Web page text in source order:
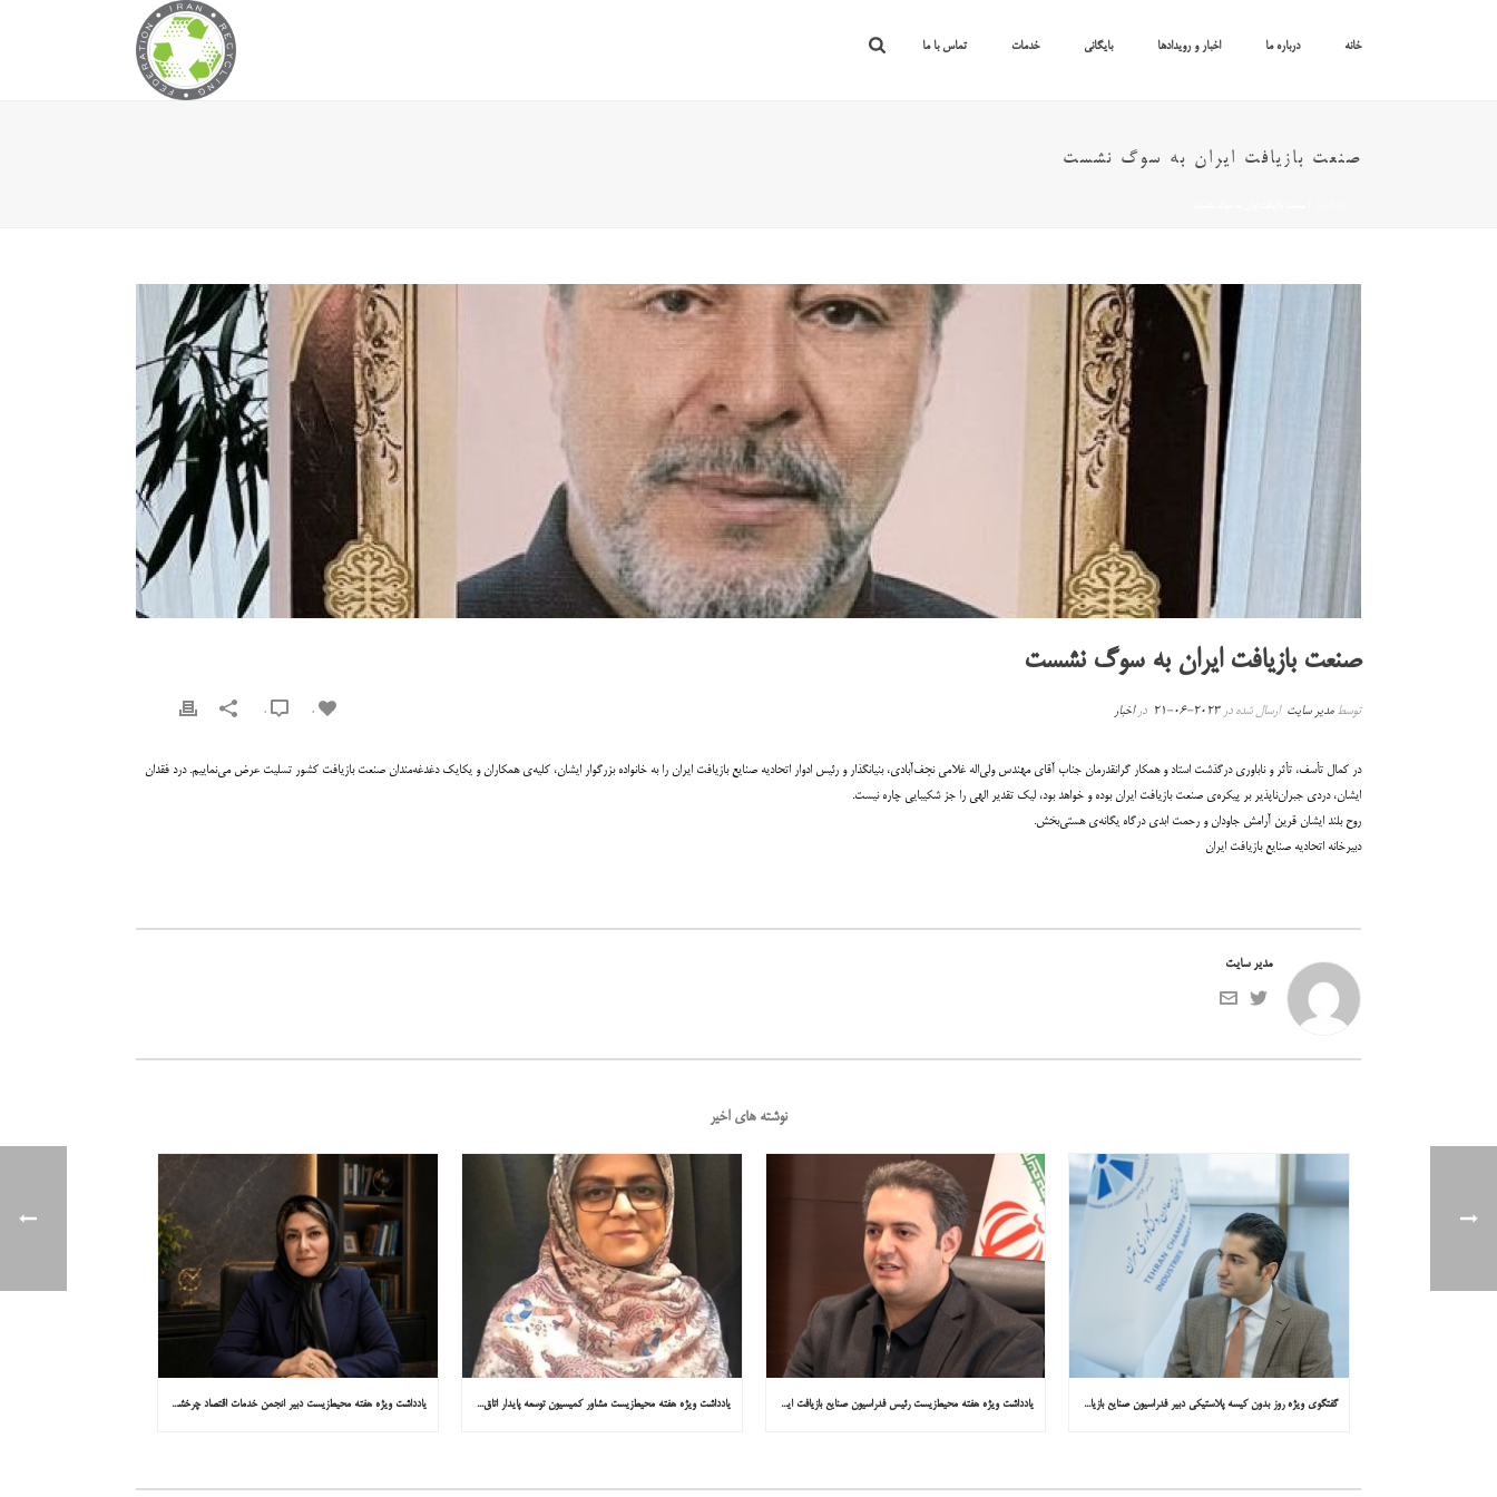
خانه درباره ما اخبار و رویدادها بایگانی خدمات تماس با ما
صنعت بازیافت ایران به سوگ نشست
صنعت بازیافت ایران به سوگ نشست
توسطمدیر سایت ارسال شده در2023-06-21 دراخبار 0
در کمال تأسف، تأثر و ناباوری درگذشت استاد و همکار گرانقدرمان جناب آقای مهندس ولی‌اله غلامی نجف‌آبادی، بنیانگذار و رئیس ادوار اتحادیه صنایع بازیافت ایران را به خانواده بزرگوار ایشان، کلیه‌ی همکاران و یکایک دغدغه‌مندان صنعت بازیافت کشور تسلیت عرض می‌نماییم. درد فقدان
ایشان، دردی جبران‌ناپذیر بر پیکره‌ی صنعت بازیافت ایران بوده و خواهد بود، لیک تقدیر الهی را جز شکیبایی چاره نیست.
روح بلند ایشان قرین آرامش جاودان و رحمت ابدی درگاه یگانه‌ی هستی‌بخش.
دبیرخانه اتحادیه صنایع بازیافت ایران
مدیر سایت
نوشته های اخیر
گفتگوی ویژه روز بدون کیسه پلاستیکی دبیر فدراسیون صنایع بازیافت ایران با همشهری : «مشکل از مدیریت پسماند پلاستیکی است، نه کیسه پلاستیکی» یادداشت ویژه هفته محیط‌زیست رئیس فدراسیون صنایع بازیافت ایران در همشهری: «فقط ۱۸۰ مصوبه برای خارج کردن خودروهای فرسوده از خیابان‌ها» یادداشت ویژه هفته محیط‌زیست مشاور کمیسیون توسعه پایدار اتاق ایران در همشهری: «روایت میناب را به کاپ ۳۱ ببریم» یادداشت ویژه هفته محیط‌زیست دبیر انجمن خدمات اقتصاد چرخشی در همشهری: «چرا معادن جدید جهان زیر زمین نیستند؟»